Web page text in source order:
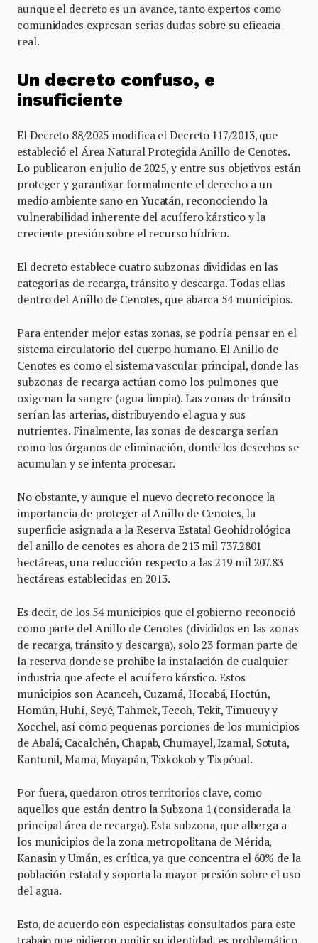
aunque el decreto es un avance, tanto expertos como
comunidades expresan serias dudas sobre su eficacia
real.
Un decreto confuso, e
insuficiente
El Decreto 88/2025 modifica el Decreto 117/2013, que
estableció el Área Natural Protegida Anillo de Cenotes.
Lo publicaron en julio de 2025, y entre sus objetivos están
proteger y garantizar formalmente el derecho a un
medio ambiente sano en Yucatán, reconociendo la
vulnerabilidad inherente del acuífero kárstico y la
creciente presión sobre el recurso hídrico.
El decreto establece cuatro subzonas divididas en las
categorías de recarga, tránsito y descarga. Todas ellas
dentro del Anillo de Cenotes, que abarca 54 municipios.
Para entender mejor estas zonas, se podría pensar en el
sistema circulatorio del cuerpo humano. El Anillo de
Cenotes es como el sistema vascular principal, donde las
subzonas de recarga actúan como los pulmones que
oxigenan la sangre (agua limpia). Las zonas de tránsito
serían las arterias, distribuyendo el agua y sus
nutrientes. Finalmente, las zonas de descarga serían
como los órganos de eliminación, donde los desechos se
acumulan y se intenta procesar.
No obstante, y aunque el nuevo decreto reconoce la
importancia de proteger al Anillo de Cenotes, la
superficie asignada a la Reserva Estatal Geohidrológica
del anillo de cenotes es ahora de 213 mil 737.2801
hectáreas, una reducción respecto a las 219 mil 207.83
hectáreas establecidas en 2013.
Es decir, de los 54 municipios que el gobierno reconoció
como parte del Anillo de Cenotes (divididos en las zonas
de recarga, tránsito y descarga), solo 23 forman parte de
la reserva donde se prohibe la instalación de cualquier
industria que afecte el acuífero kárstico. Estos
municipios son Acanceh, Cuzamá, Hocabá, Hoctún,
Homún, Huhí, Seyé, Tahmek, Tecoh, Tekit, Timucuy y
Xocchel, así como pequeñas porciones de los municipios
de Abalá, Cacalchén, Chapab, Chumayel, Izamal, Sotuta,
Kantunil, Mama, Mayapán, Tixkokob y Tixpéual.
Por fuera, quedaron otros territorios clave, como
aquellos que están dentro la Subzona 1 (considerada la
principal área de recarga). Esta subzona, que alberga a
los municipios de la zona metropolitana de Mérida,
Kanasin y Umán, es crítica, ya que concentra el 60% de la
población estatal y soporta la mayor presión sobre el uso
del agua.
Esto, de acuerdo con especialistas consultados para este
trabajo que pidieron omitir su identidad, es problemático,